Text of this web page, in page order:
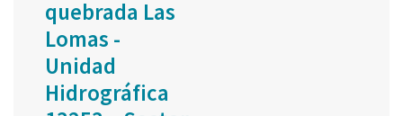
quebrada Las
Lomas -
Unidad
Hidrográfica